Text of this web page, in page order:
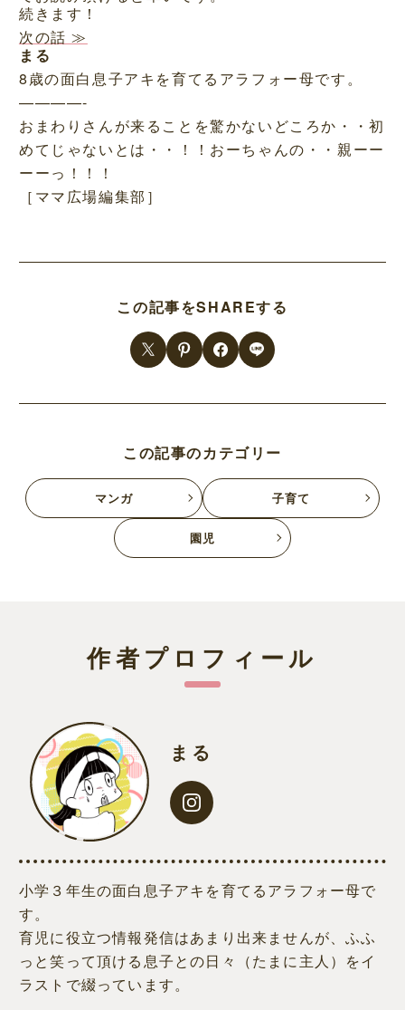
続きます！
次の話 ≫
まる
8歳の面白息子アキを育てるアラフォー母です。
————-
おまわりさんが来ることを驚かないどころか・・初
めてじゃないとは・・！！おーちゃんの・・親ーー
ーーっ！！！
［ママ広場編集部］
この記事をSHAREする
この記事のカテゴリー
マンガ 子育て
園児
作者プロフィール
まる
小学３年生の面白息子アキを育てるアラフォー母で
す。
育児に役立つ情報発信はあまり出来ませんが、ふふ
っと笑って頂ける息子との日々（たまに主人）をイ
ラストで綴っています。